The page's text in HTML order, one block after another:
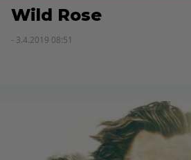
Wild Rose
- 3.4.2019 08:51